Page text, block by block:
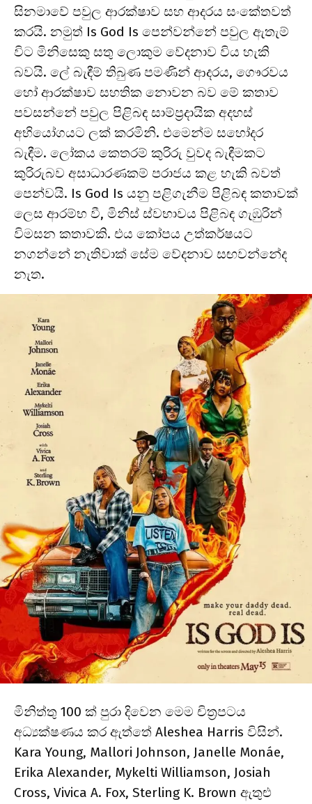
සිනමාවේ පවුල ආරක්ෂාව සහ ආදරය සංකේතවත්
කරයි. නමුත් Is God Is පෙන්වන්නේ පවුල ඇතැම්
විට මිනිසෙකු සතු ලොකුම වේදනාව විය හැකි
බවයි. ලේ බැඳීම් තිබුණ පමණින් ආදරය, ගෞරවය
හෝ ආරක්ෂාව සහතික නොවන බව මේ කතාව
පවසන්නේ පවුල පිළිබඳ සාම්ප්‍රදායික අදහස්
අභියෝගයට ලක් කරමිනි. එමෙන්ම සහෝදර
බැඳීම. ලෝකය කෙතරම් කුරිරු වුවද බැඳීමකට
කුරිරුබව අසාධාරණකම් පරාජය කළ හැකි බවත්
පෙන්වයි. Is God Is යනු පළිගැනීම පිළිබඳ කතාවක්
ලෙස ආරම්භ වී, මිනිස් ස්වභාවය පිළිබඳ ගැඹුරින්
විමසන කතාවකි. එය කෝපය උත්කර්ෂයට
නගන්නේ නැතිවාක් සේම වේදනාව සඟවන්නේද
නැත.
මිනිත්තු 100 ක් පුරා දිවෙන මෙම චිත්‍රපටය
අධ්‍යක්ෂණය කර ඇත්තේ Aleshea Harris විසින්.
Kara Young, Mallori Johnson, Janelle Monáe,
Erika Alexander, Mykelti Williamson, Josiah
Cross, Vivica A. Fox, Sterling K. Brown ඇතුළු